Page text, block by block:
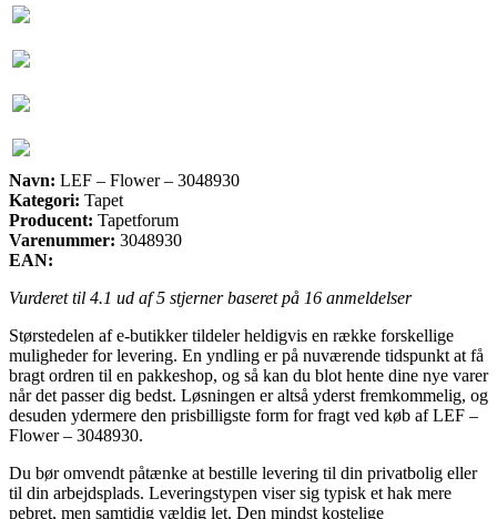
Navn: LEF – Flower – 3048930
Kategori: Tapet
Producent: Tapetforum
Varenummer: 3048930
EAN:
Vurderet til 4.1 ud af 5 stjerner baseret på 16 anmeldelser
Størstedelen af e-butikker tildeler heldigvis en række forskellige
muligheder for levering. En yndling er på nuværende tidspunkt at få
bragt ordren til en pakkeshop, og så kan du blot hente dine nye varer
når det passer dig bedst. Løsningen er altså yderst fremkommelig, og
desuden ydermere den prisbilligste form for fragt ved køb af LEF –
Flower – 3048930.
Du bør omvendt påtænke at bestille levering til din privatbolig eller
til din arbejdsplads. Leveringstypen viser sig typisk et hak mere
pebret, men samtidig vældig let. Den mindst kostelige